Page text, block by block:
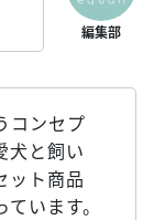
コンセプ
犬と飼い
ット商品
います。